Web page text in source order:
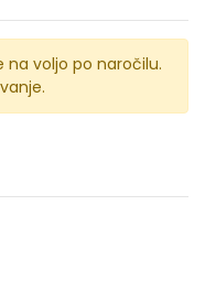
na voljo po naročilu.